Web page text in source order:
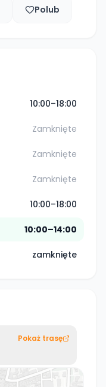
Polub
10:00–18:00
Zamknięte
Zamknięte
Zamknięte
10:00–18:00
10:00–14:00
zamknięte
Pokaż trasę